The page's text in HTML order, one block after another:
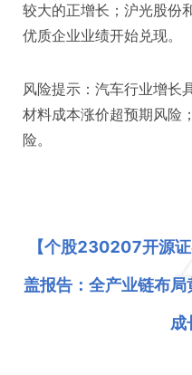
较大的正增长；沪光股份
优质企业业绩开始兑现。
风险提示：汽车行业增长
材料成本涨价超预期风险
险。
【个股230207开源
盖报告：全产业链布
成